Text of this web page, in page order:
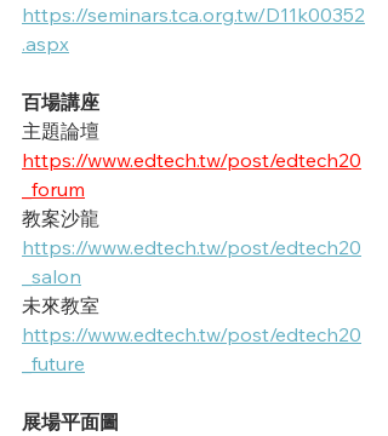
https://seminars.tca.org.tw/D11k00352
.aspx
百場講座
主題論壇
https://www.edtech.tw/post/edtech20
_forum
教案沙龍
https://www.edtech.tw/post/edtech20
_salon
未來教室
https://www.edtech.tw/post/edtech20
_future
展場平面圖